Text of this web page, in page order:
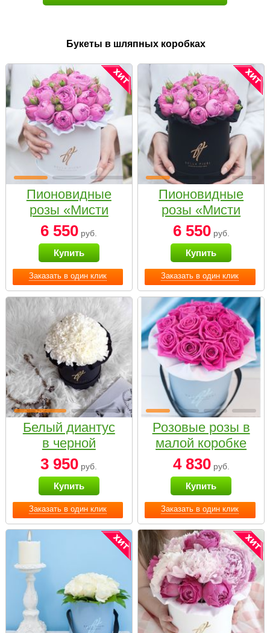
Букеты в шляпных коробках
Заказать в один клик
Пионовидные
розы «Мисти
бабблс» в белой
коробке Small
6 550 руб.
Купить
Заказать в один клик
Пионовидные
розы «Мисти
бабблс» в
черной коробке
Small
6 550руб.
Купить
Заказать в один клик
Белый диантус
в черной
коробке Small
3 950 руб.
Купить
Заказать в один клик
Розовые розы в
малой коробке
4 830руб.
Купить